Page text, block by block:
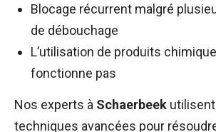
Blocage récurrent malgré
de débouchage
L’utilisation de produits
fonctionne pas
Nos experts à Schaerbeek
techniques avancées pour